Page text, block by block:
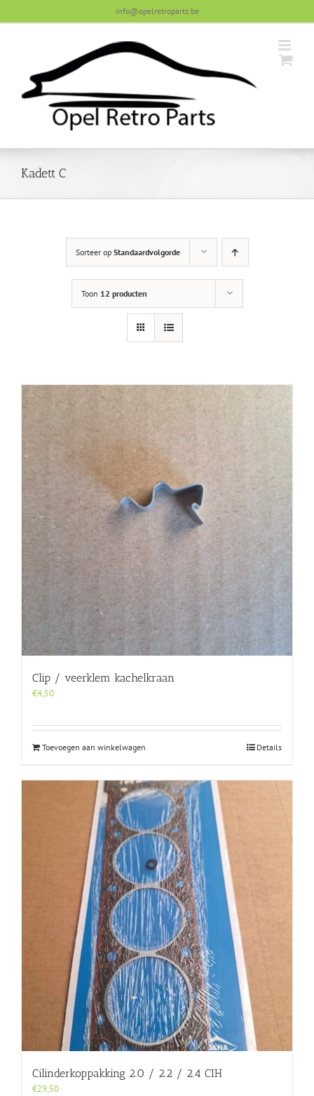
info@opelretroparts.be
Kadett C
Sorteer op Standaardvolgorde
Toon 12 producten
Clip / veerklem kachelkraan
€4,50
Toevoegen aan winkelwagen Details
Cilinderkoppakking 2.0 / 2.2 / 2.4 CIH
€29,50